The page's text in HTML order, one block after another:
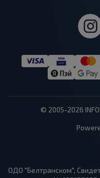
© 2005-2026
ОДО "Белтранском",